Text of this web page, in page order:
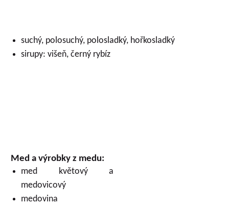
suchý, polosuchý, polosladký, hořkosladký
sirupy: višeň, černý rybíz
Med a výrobky z medu:
med květový a
medovicový
medovina